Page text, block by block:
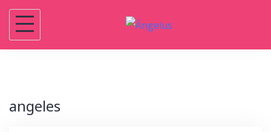
Saltar
contenido
angeles